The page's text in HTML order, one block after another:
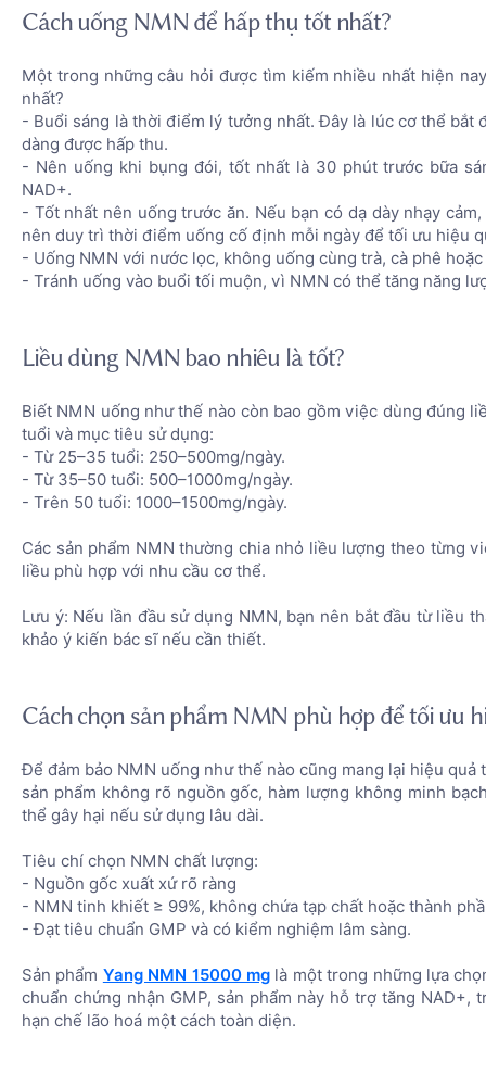
Cách uống NMN để hấp thụ tốt nhất?
Một trong những câu hỏi được tìm kiếm nhiều nhất hiện
nhất?
- Buổi sáng là thời điểm lý tưởng nhất. Đây là lúc cơ thể bắt
dàng được hấp thu.
- Nên uống khi bụng đói, tốt nhất là 30 phút trước bữa
NAD+.
- Tốt nhất nên uống trước ăn. Nếu bạn có dạ dày nhạy
nên duy trì thời điểm uống cố định mỗi ngày để tối ưu hiệu
- Uống NMN với nước lọc, không uống cùng trà, cà phê
- Tránh uống vào buổi tối muộn, vì NMN có thể tăng năng
Liều dùng NMN bao nhiêu là tốt?
Biết NMN uống như thế nào còn bao gồm việc dùng đúng
tuổi và mục tiêu sử dụng:
- Từ 25–35 tuổi: 250–500mg/ngày.
- Từ 35–50 tuổi: 500–1000mg/ngày.
- Trên 50 tuổi: 1000–1500mg/ngày.
Các sản phẩm NMN thường chia nhỏ liều lượng theo từng
liều phù hợp với nhu cầu cơ thể.
Lưu ý: Nếu lần đầu sử dụng NMN, bạn nên bắt đầu từ liều
khảo ý kiến bác sĩ nếu cần thiết.
Cách chọn sản phẩm NMN phù hợp để tối ưu
Để đảm bảo NMN uống như thế nào cũng mang lại hiệu quả
sản phẩm không rõ nguồn gốc, hàm lượng không minh
thể gây hại nếu sử dụng lâu dài.
Tiêu chí chọn NMN chất lượng:
- Nguồn gốc xuất xứ rõ ràng
- NMN tinh khiết ≥ 99%, không chứa tạp chất hoặc thành
- Đạt tiêu chuẩn GMP và có kiểm nghiệm lâm sàng.
Sản phẩm Yang NMN 15000 mg là một trong những lựa
chuẩn chứng nhận GMP, sản phẩm này hỗ trợ tăng
hạn chế lão hoá một cách toàn diện.